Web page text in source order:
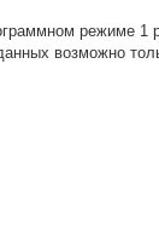
режиме
возможно